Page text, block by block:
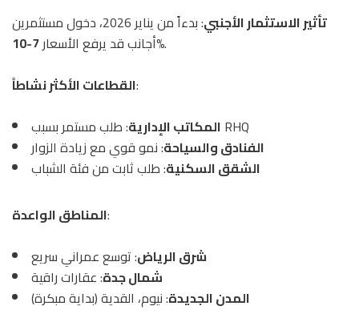
تأثير الاستثمار الأجنبي
: بدءاً من يناير 2026، دخول مستثمرين
أجانب قد يرفع الأسعار7-10%.
القطاعات الأكثر نشاطاً:
المكاتب الإدارية : طلب مستمر بسبب RHQ
الفنادق والسياحة: نمو قوي مع زيادة الزوار
الشقق السكنية: طلب ثابت من فئة الشباب
المناطق الواعدة:
شرق الرياض: توسع عمراني سريع
شمال جدة: عقارات راقية
المدن الجديدة: نيوم، القدية (بداية مبكرة)